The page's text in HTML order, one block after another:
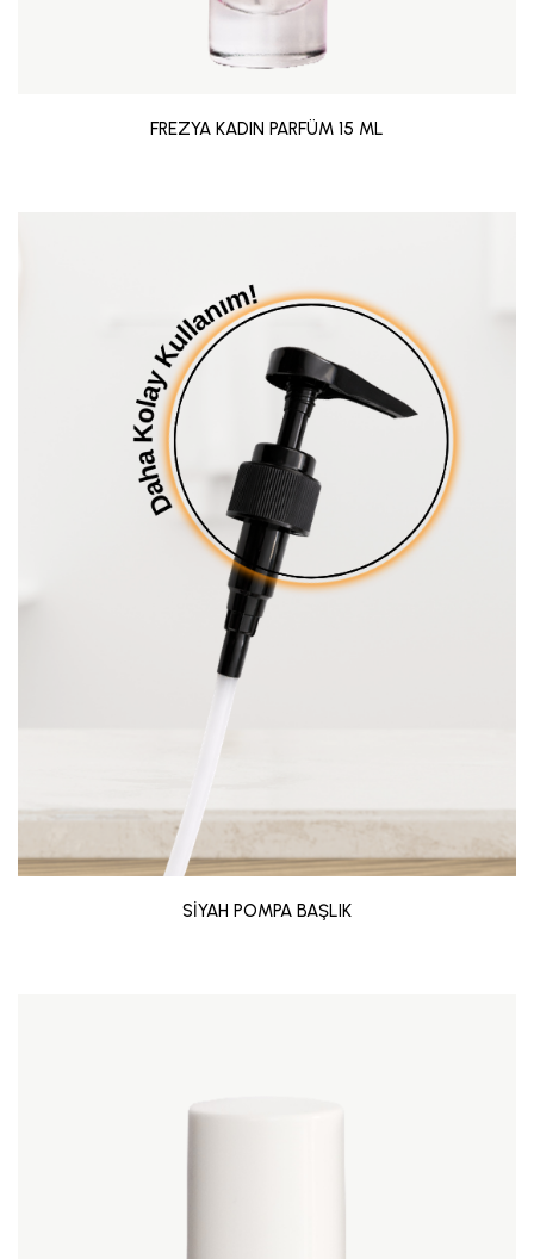
FREZYA KADIN PARFÜM 15 ML
SİYAH POMPA BAŞLIK